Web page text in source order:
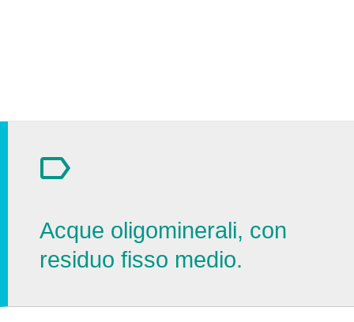
Acque oligominerali, con
residuo fisso medio.